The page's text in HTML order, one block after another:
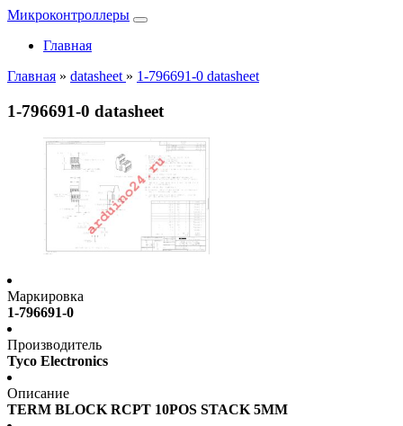
Микроконтроллеры
Главная
Главная » datasheet » 1-796691-0 datasheet
1-796691-0 datasheet
Маркировка
1-796691-0
Производитель
Tyco Electronics
Описание
TERM BLOCK RCPT 10POS STACK 5MM